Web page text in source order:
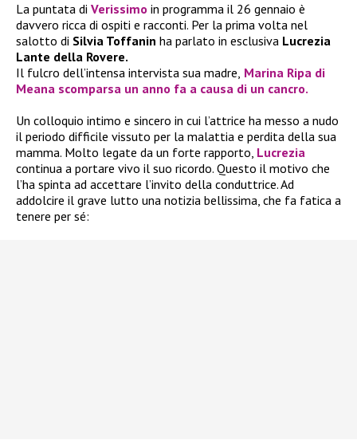
La puntata di Verissimo in programma il 26 gennaio è
davvero ricca di ospiti e racconti. Per la prima volta nel
salotto di Silvia Toffanin ha parlato in esclusiva Lucrezia
Lante della Rovere.
Il fulcro dell’intensa intervista sua madre, Marina Ripa di
Meana scomparsa un anno fa a causa di un cancro.
Un colloquio intimo e sincero in cui l’attrice ha messo a nudo
il periodo difficile vissuto per la malattia e perdita della sua
mamma. Molto legate da un forte rapporto, Lucrezia
continua a portare vivo il suo ricordo. Questo il motivo che
l’ha spinta ad accettare l’invito della conduttrice. Ad
addolcire il grave lutto una notizia bellissima, che fa fatica a
tenere per sé: